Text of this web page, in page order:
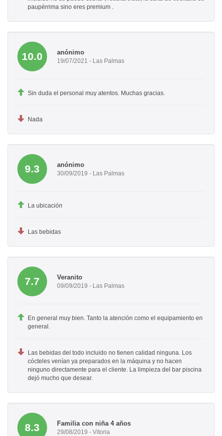
paupérrima sino eres premium .
10.0 anónimo
19/07/2021 - Las Palmas
Sin duda el personal muy atentos. Muchas gracias.
Nada
9.3 anónimo
30/09/2019 - Las Palmas
La ubicación
Las bebidas
7.7 Veranito
09/09/2019 - Las Palmas
En general muy bien. Tanto la atención como el equipamiento en
general.
Las bebidas del todo incluido no tienen calidad ninguna. Los
cócteles venían ya preparados en la máquina y no hacen
ninguno directamente para el cliente. La limpieza del bar piscina
dejó mucho que desear.
8.3 Familia con niña 4 años
29/08/2019 - Vitoria